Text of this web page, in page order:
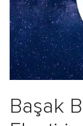
Başak